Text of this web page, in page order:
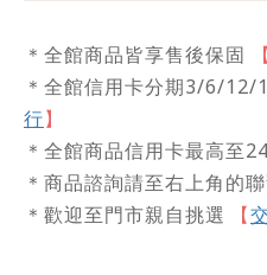
＊全館商品皆享售後保固 【
＊全館信用卡分期3/6/12/
行】
＊全館商品信用卡最高至
＊商品諮詢請至右上角的
＊歡迎至門市親自挑選
【